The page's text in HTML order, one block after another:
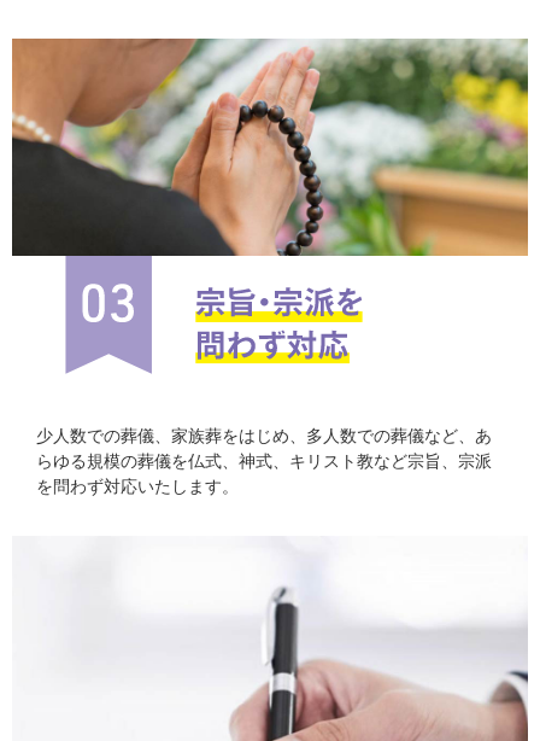
少人数での葬儀、家族葬をはじめ、多人数での葬儀など、あ
らゆる規模の葬儀を仏式、神式、キリスト教など宗旨、宗派
を問わず対応いたします。